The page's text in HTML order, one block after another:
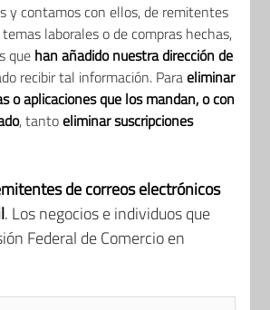
y contamos con ellos, de remitentes
laborales o de compras hechas,
que han añadido nuestra dirección de
recibir tal información. Paraeliminar
o aplicaciones que los mandan, o con
, tantoeliminar suscripciones
de correos electrónicos
. Los negocios e individuos que
Federal de Comercio en